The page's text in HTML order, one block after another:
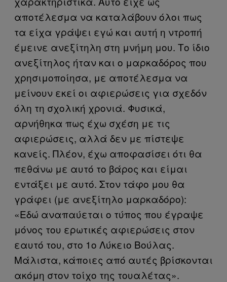
αποτέλεσμα να καταλάβουν όλοι πως
τα είχα γράψει εγώ και αυτή η ντροπή
έμεινε ανεξίτηλη στη μνήμη μου. Το ίδιο
ανεξίτηλος ήταν και ο μαρκαδόρος που
χρησιμοποίησα, με αποτέλεσμα να
μείνουν εκεί οι αφιερώσεις για σχεδόν
όλη τη σχολική χρονιά. Φυσικά,
αρνήθηκα πως έχω σχέση με τις
αφιερώσεις, αλλά δεν με πίστεψε
κανείς. Πλέον, έχω αποφασίσει ότι θα
πεθάνω με αυτό το βάρος και είμαι
εντάξει με αυτό. Στον τάφο μου θα
γράφει (με ανεξίτηλο μαρκαδόρο):
«Εδώ αναπαύεται ο τύπος που έγραψε
μόνος του ερωτικές αφιερώσεις στον
εαυτό του, στο 1ο Λύκειο Βούλας.
Μάλιστα, κάποιες από αυτές βρίσκονται
ακόμη στον τοίχο της τουαλέτας».